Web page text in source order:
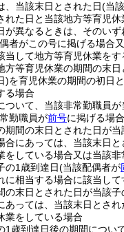
、当該末日とされた日(当
れた日と当該地方等育児休
が異なるときは、そのいず
者がこの号に掲げる場合
当して地方等育児休業を
方等育児休業の期間の末
)を育児休業の期間の初日
る場合
ついて、当該非常勤職員
勤職員が前号に掲げる場
期間の末日とされた日が当
合にあっては、当該末日と
をしている場合又は当該
の1歳到達日(当該配偶者が
に相当する場合に該当して
の末日とされた日が当該
あっては、当該末日とされ
業をしている場合
1歳到達日後の期間につい